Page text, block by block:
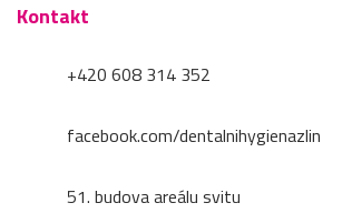
Kontakt
+420 608 314 352
facebook.com/dentalnihygienazlin
51. budova areálu svitu